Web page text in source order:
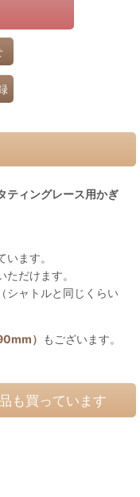
ティングレース用かぎ
ます。
だけます。
シャトルと同じくらい
） もございます。
も買っています